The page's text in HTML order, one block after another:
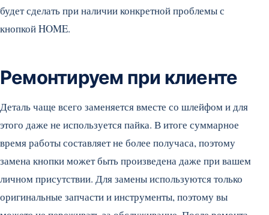
будет сделать при наличии конкретной проблемы с
кнопкой HOME.
Ремонтируем при клиенте
Деталь чаще всего заменяется вместе со шлейфом и для
этого даже не используется пайка. В итоге суммарное
время работы составляет не более получаса, поэтому
замена кнопки может быть произведена даже при вашем
личном присутствии. Для замены используются только
оригинальные запчасти и инструменты, поэтому вы